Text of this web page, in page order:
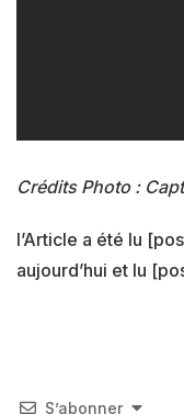
Crédits Photo :
l’Article a été lu
aujourd’hui et lu
S’abonner